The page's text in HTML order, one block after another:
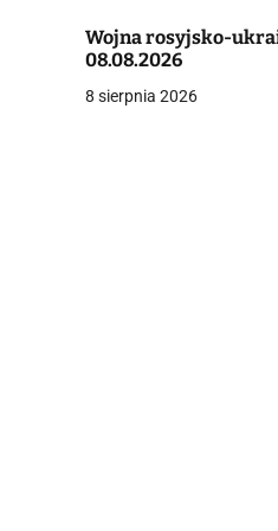
Wojna rosyjsko-
08.08.2026
8 sierpnia 2026